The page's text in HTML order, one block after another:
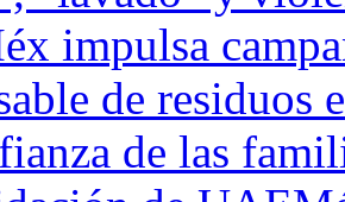
impulsa
de residuos
de las